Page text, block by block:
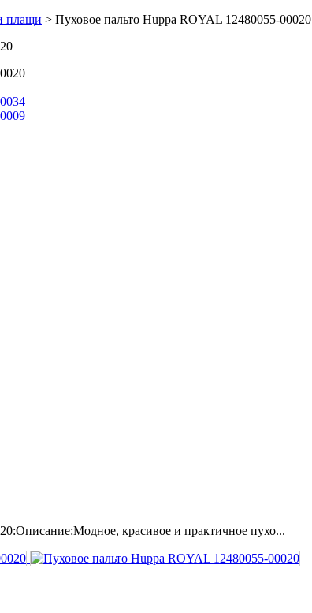
плащи > Пуховое пальто Huppa ROYAL 12480055-00020
красивое и практичное пухо...